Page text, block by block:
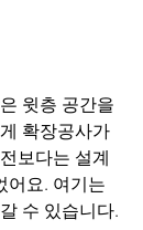
윗층 공간을
확장공사가
보다는 설계
어요. 여기는
수 있습니다.